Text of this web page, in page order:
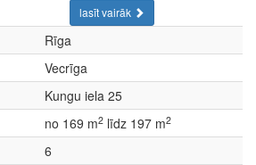
lasīt vairāk
Rīga
Vecrīga
Kungu iela 25
no 169 m2 līdz 197 m2
6